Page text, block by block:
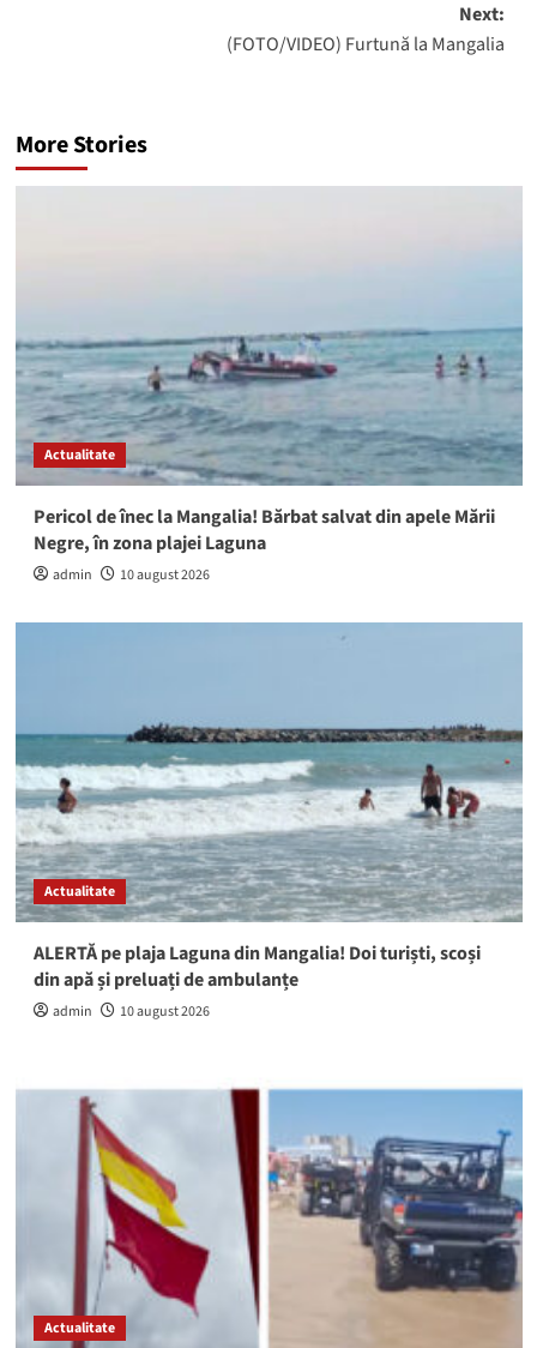
Next:
(FOTO/VIDEO) Furtună la Mangalia
More Stories
Actualitate
Pericol de înec la Mangalia! Bărbat salvat din apele Mării
Negre, în zona plajei Laguna
admin 10 august 2026
Actualitate
ALERTĂ pe plaja Laguna din Mangalia! Doi turiști, scoși
din apă și preluați de ambulanțe
admin 10 august 2026
Actualitate